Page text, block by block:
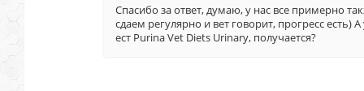
Спасибо за ответ, думаю, у нас все примерно
сдаем регулярно и вет говорит, прогресс есть)
ест Purina Vet Diets Urinary, получается?